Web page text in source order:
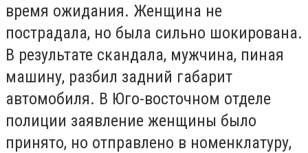
время ожидания. Женщина не
пострадала, но была сильно шокирована.
В результате скандала, мужчина, пиная
машину, разбил задний габарит
автомобиля. В Юго-восточном отделе
полиции заявление женщины было
принято, но отправлено в номенклатуру,